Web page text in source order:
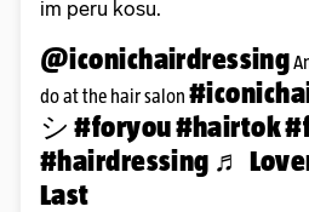
im peru kosu.
@iconichairdressing
do at the hair salon
シ #foryou#hairtok
#hairdressing ♬
Last